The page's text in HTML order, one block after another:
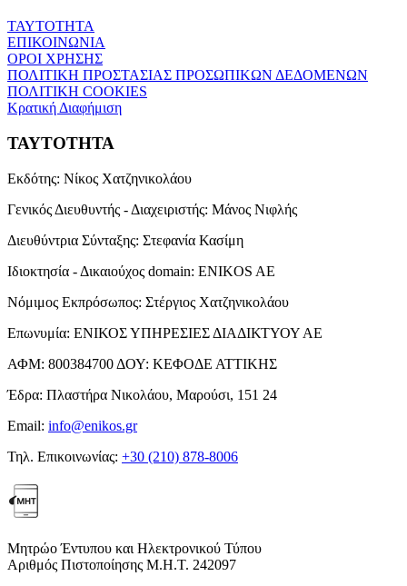
ΤΑΥΤΟΤΗΤΑ
ΕΠΙΚΟΙΝΩΝΙΑ
ΟΡΟΙ ΧΡΗΣΗΣ
ΠΟΛΙΤΙΚΗ ΠΡΟΣΤΑΣΙΑΣ ΠΡΟΣΩΠΙΚΩΝ ΔΕΔΟΜΕΝΩΝ
ΠΟΛΙΤΙΚΗ COOKIES
Κρατική Διαφήμιση
ΤΑΥΤΟΤΗΤΑ
Εκδότης: Νίκος Χατζηνικολάου
Γενικός Διευθυντής - Διαχειριστής: Μάνος Νιφλής
Διευθύντρια Σύνταξης: Στεφανία Κασίμη
Ιδιοκτησία - Δικαιούχος domain: ENIKOS AE
Νόμιμος Εκπρόσωπος: Στέργιος Χατζηνικολάου
Επωνυμία: ΕΝΙΚΟΣ ΥΠΗΡΕΣΙΕΣ ΔΙΑΔΙΚΤΥΟΥ ΑΕ
ΑΦΜ: 800384700 ΔΟΥ: ΚΕΦΟΔΕ ΑΤΤΙΚΗΣ
Έδρα: Πλαστήρα Νικολάου, Μαρούσι, 151 24
Email: info@enikos.gr
Τηλ. Επικοινωνίας: +30 (210) 878-8006
Μητρώο Έντυπου και Ηλεκτρονικού Τύπου
Αριθμός Πιστοποίησης Μ.Η.Τ. 242097